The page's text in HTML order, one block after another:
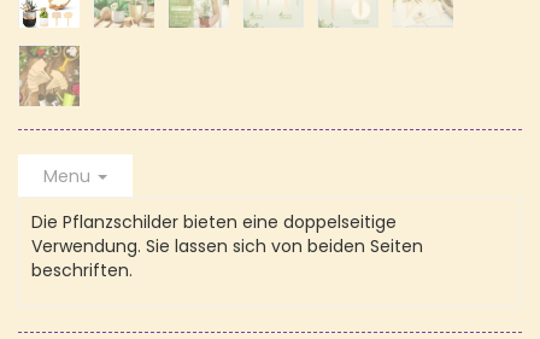
Menu
Die Pflanzschilder bieten eine doppelseitige
Verwendung. Sie lassen sich von beiden Seiten
beschriften.